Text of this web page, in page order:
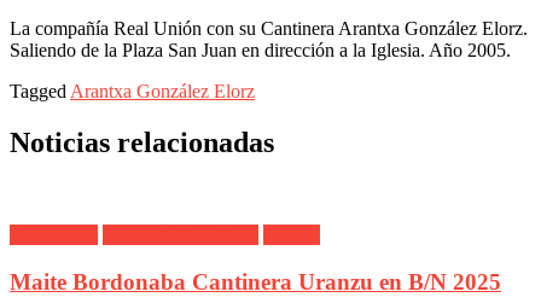
La compañía Real Unión con su Cantinera Arantxa González Elorz.
Saliendo de la Plaza San Juan en dirección a la Iglesia. Año 2005.
Tagged Arantxa González Elorz
Noticias relacionadas
Maite Bordonaba Cantinera Uranzu en B/N 2025